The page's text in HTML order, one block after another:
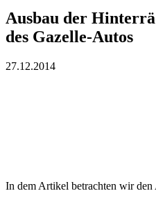
Ausbau der
des Gazelle-Autos
27.12.2014
In dem Artikel betrachten wir den